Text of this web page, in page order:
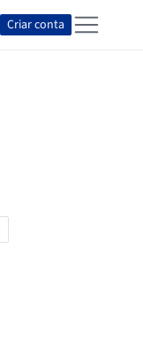
Criar conta